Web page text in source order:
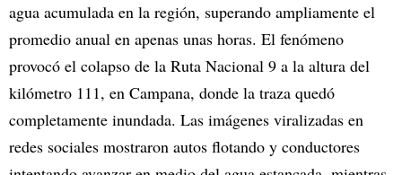
agua acumulada en la región, superando ampliamente el
promedio anual en apenas unas horas. El fenómeno
provocó el colapso de la Ruta Nacional 9 a la altura del
kilómetro 111, en Campana, donde la traza quedó
completamente inundada. Las imágenes viralizadas en
redes sociales mostraron autos flotando y conductores